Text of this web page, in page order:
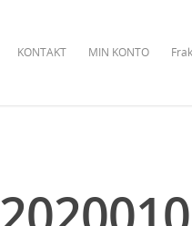
KONTAKT MIN KONTO